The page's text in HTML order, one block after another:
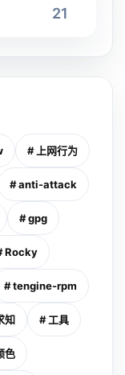
21
# 上网行为
# anti-attack
# gpg
Rocky
# tengine-rpm
知 # 工具
色